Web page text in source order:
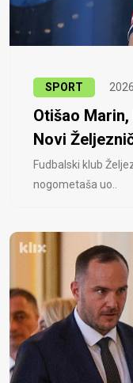
SPORT
Otišao
Novi
Fudbalski klub
nogometaša uo..